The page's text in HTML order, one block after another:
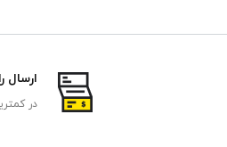
ارسال
در